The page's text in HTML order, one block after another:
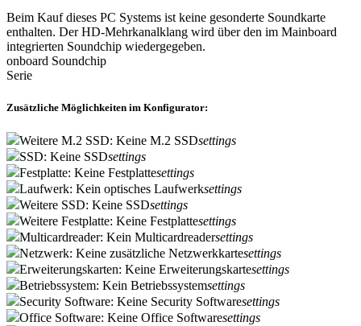
Beim Kauf dieses PC Systems ist keine gesonderte Soundkarte
enthalten. Der HD-Mehrkanalklang wird über den im Mainboard
integrierten Soundchip wiedergegeben.
onboard Soundchip
Serie
Zusätzliche Möglichkeiten im Konfigurator:
Weitere M.2 SSD: Keine M.2 SSDsettings
SSD: Keine SSDsettings
Festplatte: Keine Festplattesettings
Laufwerk: Kein optisches Laufwerksettings
Weitere SSD: Keine SSDsettings
Weitere Festplatte: Keine Festplattesettings
Multicardreader: Kein Multicardreadersettings
Netzwerk: Keine zusätzliche Netzwerkkartesettings
Erweiterungskarten: Keine Erweiterungskartesettings
Betriebssystem: Kein Betriebssystemsettings
Security Software: Keine Security Softwaresettings
Office Software: Keine Office Softwaresettings